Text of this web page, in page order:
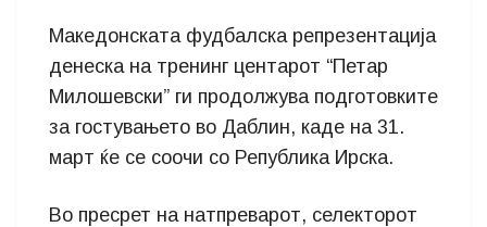
Македонската фудбалска репрезентација
денеска на тренинг центарот “Петар
Милошевски” ги продолжува подготовките
за гостувањето во Даблин, каде на 31.
март ќе се соочи со Република Ирска.
Во пресрет на натпреварот, селекторот